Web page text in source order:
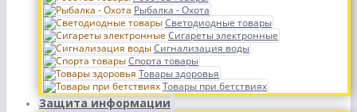
Рыбалка - Охота
Светодиодные товары
Сигареты электронные
Сигнализация воды
Спорта товары
Товары здоровья
Товары при бетствиях
Защита информации